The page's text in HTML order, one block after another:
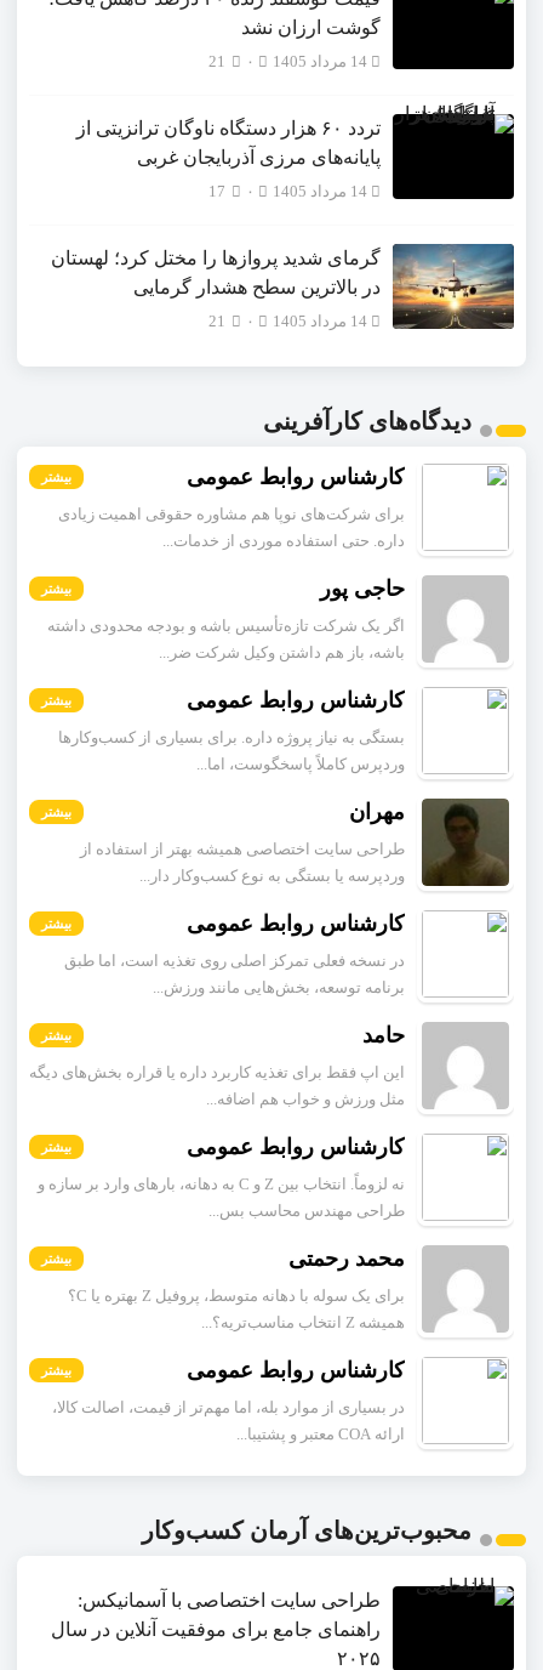
گوشت ارزان نشد
14 مرداد 1405 21
تردد ۶۰ هزار دستگاه ناوگان ترانزیتی از
پایانه‌های مرزی آذربایجان ‌غربی
14 مرداد 1405 17
گرمای شدید پروازها را مختل کرد؛ لهستان
در بالاترین سطح هشدار گرمایی
14 مرداد 1405 21
دیدگاه‌های کارآفرینی
کارشناس روابط عمومی بیشتر
برای شرکت‌های نوپا هم مشاوره حقوقی اهمیت زیادی
داره. حتی استفاده موردی از خدمات...
حاجی پور بیشتر
اگر یک شرکت تازه‌تأسیس باشه و بودجه محدودی داشته
باشه، باز هم داشتن وکیل شرکت ضر...
کارشناس روابط عمومی بیشتر
بستگی به نیاز پروژه داره. برای بسیاری از کسب‌وکارها
وردپرس کاملاً پاسخگوست، اما...
مهران بیشتر
طراحی سایت اختصاصی همیشه بهتر از استفاده از
وردپرسه یا بستگی به نوع کسب‌وکار دار...
کارشناس روابط عمومی بیشتر
در نسخه فعلی تمرکز اصلی روی تغذیه است، اما طبق
برنامه توسعه، بخش‌هایی مانند ورزش...
حامد بیشتر
این اپ فقط برای تغذیه کاربرد داره یا قراره بخش‌های دیگه
مثل ورزش و خواب هم اضافه...
کارشناس روابط عمومی بیشتر
نه لزوماً. انتخاب بین Z و C به دهانه، بارهای وارد بر سازه و
طراحی مهندس محاسب بس...
محمد رحمتی بیشتر
برای یک سوله با دهانه متوسط، پروفیل Z بهتره یا C؟
همیشه Z انتخاب مناسب‌تریه؟...
کارشناس روابط عمومی بیشتر
در بسیاری از موارد بله، اما مهم‌تر از قیمت، اصالت کالا،
ارائه COA معتبر و پشتیبا...
محبوب‌ترین‌های آرمان کسب‌وکار
طراحی سایت اختصاصی با آسمانیکس:
راهنمای جامع برای موفقیت آنلاین در سال
۲۰۲۵